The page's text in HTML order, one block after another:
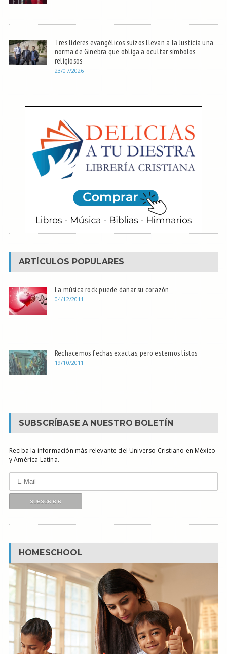
Tres líderes evangélicos suizos llevan a la Justicia una
norma de Ginebra que obliga a ocultar símbolos
religiosos
23/07/2026
ARTÍCULOS POPULARES
La música rock puede dañar su corazón
04/12/2011
Rechacemos fechas exactas, pero estemos listos
19/10/2011
SUBSCRÍBASE A NUESTRO BOLETÍN
Reciba la información más relevante del Universo Cristiano en México
y América Latina.
HOMESCHOOL